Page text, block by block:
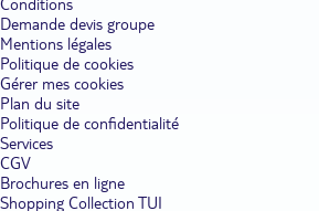
Conditions
Demande devis groupe
Mentions légales
Politique de cookies
Gérer mes cookies
Plan du site
Politique de confidentialité
Services
CGV
Brochures en ligne
Shopping Collection TUI